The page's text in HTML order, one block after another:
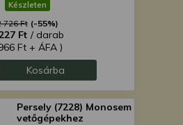
Készleten
726 Ft (-55%)
Ft / darab
Ft + ÁFA )
Kosárba
Persely (7228) Monosem
vetőgépekhez